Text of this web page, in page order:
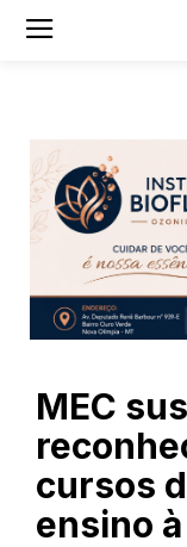
MEC
cursos
ensino